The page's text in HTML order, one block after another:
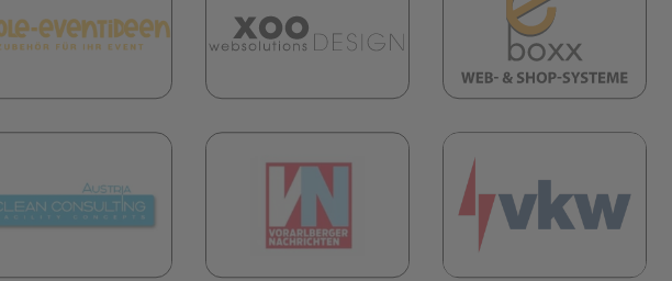
neuem Tab)
(öffnet in neuem Tab) (öffnet in neuem Tab)
(öffnet in neuem Tab) (öffnet in neuem Tab)